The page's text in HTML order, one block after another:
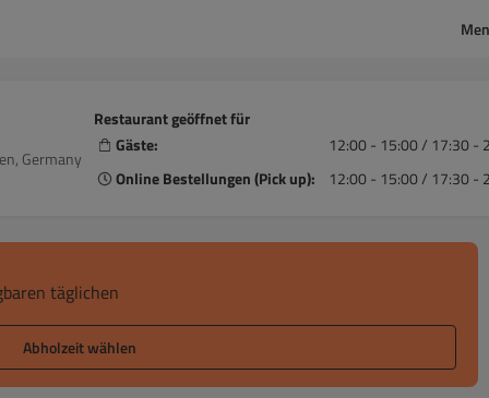
Germany
Restaurant geöffnet für
Gäste:
12:00 - 15:00 / 17:30 -
Online Bestellungen (Pick up):
12:00 - 15:00 / 17:30 -
täglichen
Abholzeit wählen